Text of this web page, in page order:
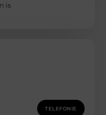
is
TELEFONIE